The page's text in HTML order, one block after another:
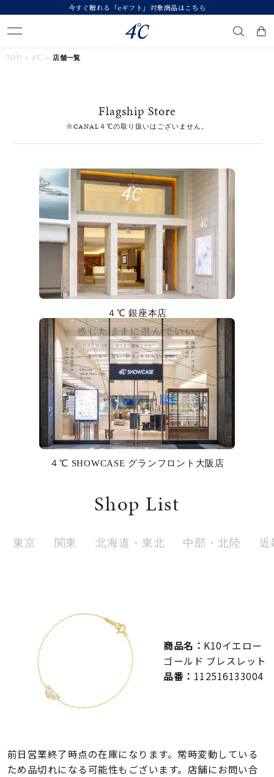
今すぐ贈れる「eギフト」対象商品はこちら
#ダイヤモンド ネックレス
#くまのプーさん
#ペア
#エタニティ
カテゴリー すべてのジュエリー
ファッションテイスト
着用シーン
¥0
在庫ありのみ すべて表示
TOP 4℃ 店舗一覧
Flagship Store
※CANAL４℃の取り扱いはございません。
４℃ 銀座本店
４℃ SHOWCASE グランフロント大阪店
Shop List
東京 関東 北海道・東北 中部・北陸 近
商品名： K10イエロー
ゴールド ブレスレット
品番： 112516133004
前日営業終了時点の在庫になります。常時変動している
ため品切れになる可能性もございます。店舗にお問い合